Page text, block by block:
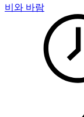
비와 바람